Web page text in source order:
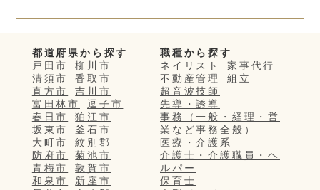
都道府県から探す
戸田市
柳川市
清須市
香取市
直方市
吉川市
富田林市
逗子市
春日市
狛江市
坂東市
釜石市
大町市
紋別郡
防府市
菊池市
青梅市
敦賀市
和泉市
新座市
職種から探す
ネイリスト
家事代行
不動産管理
組立
超音波技師
先導・誘導
事務（一般・経理・営
業など事務全般）
医療・介護系
介護士・介護職員・ヘ
ルパー
保育士